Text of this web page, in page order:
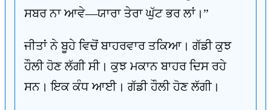
ਸਬਰ ਨਾ ਆਵੇ—ਯਾਰਾ ਤੇਰਾ ਘੁੱਟ ਭਰ ਲਾਂ।”
ਜੀਤਾਂ ਨੇ ਬੂਹੇ ਵਿਚੋਂ ਬਾਹਰਵਾਰ ਤਕਿਆ। ਗੱਡੀ ਕੁਝ
ਹੌਲੀ ਹੋਣ ਲੱਗੀ ਸੀ। ਕੁਝ ਮਕਾਨ ਬਾਹਰ ਦਿਸ ਰਹੇ
ਸਨ। ਇਕ ਕੰਧ ਆਈ। ਗੱਡੀ ਹੌਲੀ ਹੋਣ ਲੱਗੀ।